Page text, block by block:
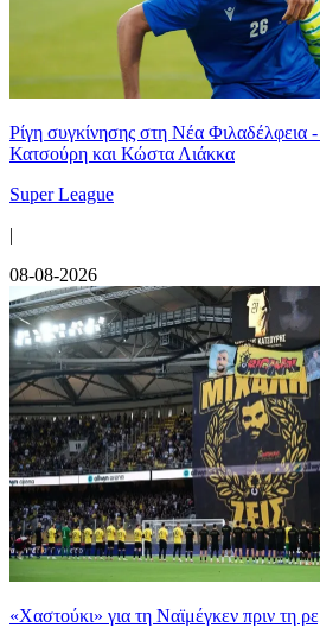
Ρίγη συγκίνησης στη Νέα Φιλαδέλφεια
Κατσούρη και Κώστα Λιάκκα
Super League
|
08-08-2026
«Χαστούκι» για τη Ναϊμέγκεν πριν τη